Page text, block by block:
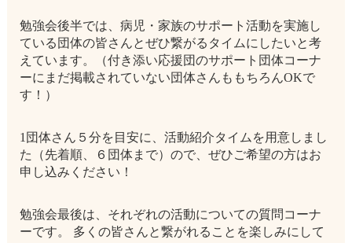
勉強会後半では、病児・家族のサポート活動を実施し
ている団体の皆さんとぜひ繋がるタイムにしたいと考
えています。（付き添い応援団のサポート団体コーナ
ーにまだ掲載されていない団体さんももちろんOKで
す！）
1団体さん５分を目安に、活動紹介タイムを用意しまし
た（先着順、６団体まで）ので、ぜひご希望の方はお
申し込みください！
勉強会最後は、それぞれの活動についての質問コーナ
ーです。 多くの皆さんと繋がれることを楽しみにして